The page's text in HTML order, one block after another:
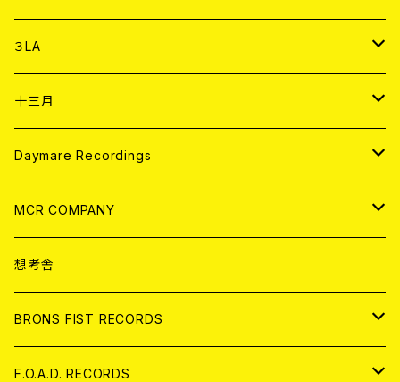
DIGITAL CONTENTS
アナログ
CD
ANALOG
アパレル
３LA
CD
ANALOG
十三月
CD
ANALOG
Daymare Recordings
CD
ANALOG
MCR COMPANY
CD
アパレル
ANALOG
想考舎
BRONS FIST RECORDS
CD
F.O.A.D. RECORDS